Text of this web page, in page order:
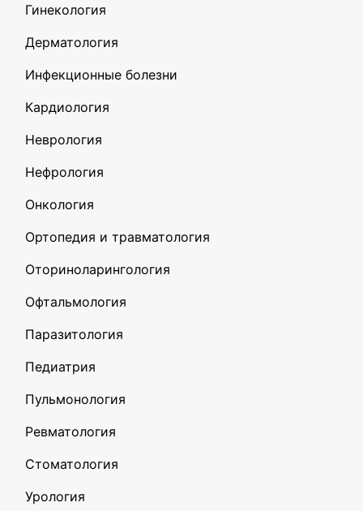
Гинекология
Дерматология
Инфекционные болезни
Кардиология
Неврология
Нефрология
Онкология
Ортопедия и травматология
Оториноларингология
Офтальмология
Паразитология
Педиатрия
Пульмонология
Ревматология
Стоматология
Урология